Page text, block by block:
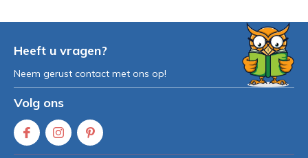
Heeft u vragen?
Neem gerust contact met ons op!
Volg ons